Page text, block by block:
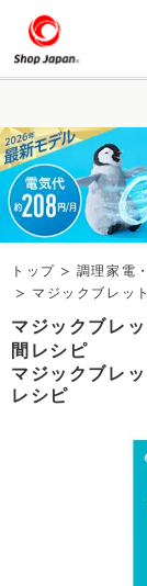
トゥルースリ
掃除機
トップ 調理家電
マジックブレッ
マジックブレ
間レシピ
マジックブレ
レシピ